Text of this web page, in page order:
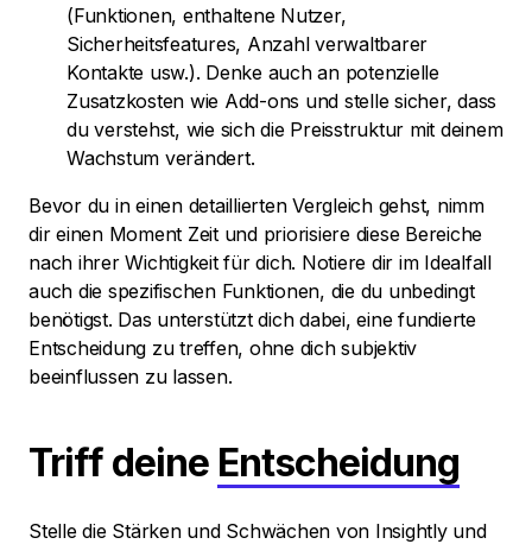
(Funktionen, enthaltene Nutzer,
Sicherheitsfeatures, Anzahl verwaltbarer
Kontakte usw.). Denke auch an potenzielle
Zusatzkosten wie Add-ons und stelle sicher, dass
du verstehst, wie sich die Preisstruktur mit deinem
Wachstum verändert.
Bevor du in einen detaillierten Vergleich gehst, nimm
dir einen Moment Zeit und priorisiere diese Bereiche
nach ihrer Wichtigkeit für dich. Notiere dir im Idealfall
auch die spezifischen Funktionen, die du unbedingt
benötigst. Das unterstützt dich dabei, eine fundierte
Entscheidung zu treffen, ohne dich subjektiv
beeinflussen zu lassen.
Triff deine Entscheidung
Stelle die Stärken und Schwächen von Insightly und